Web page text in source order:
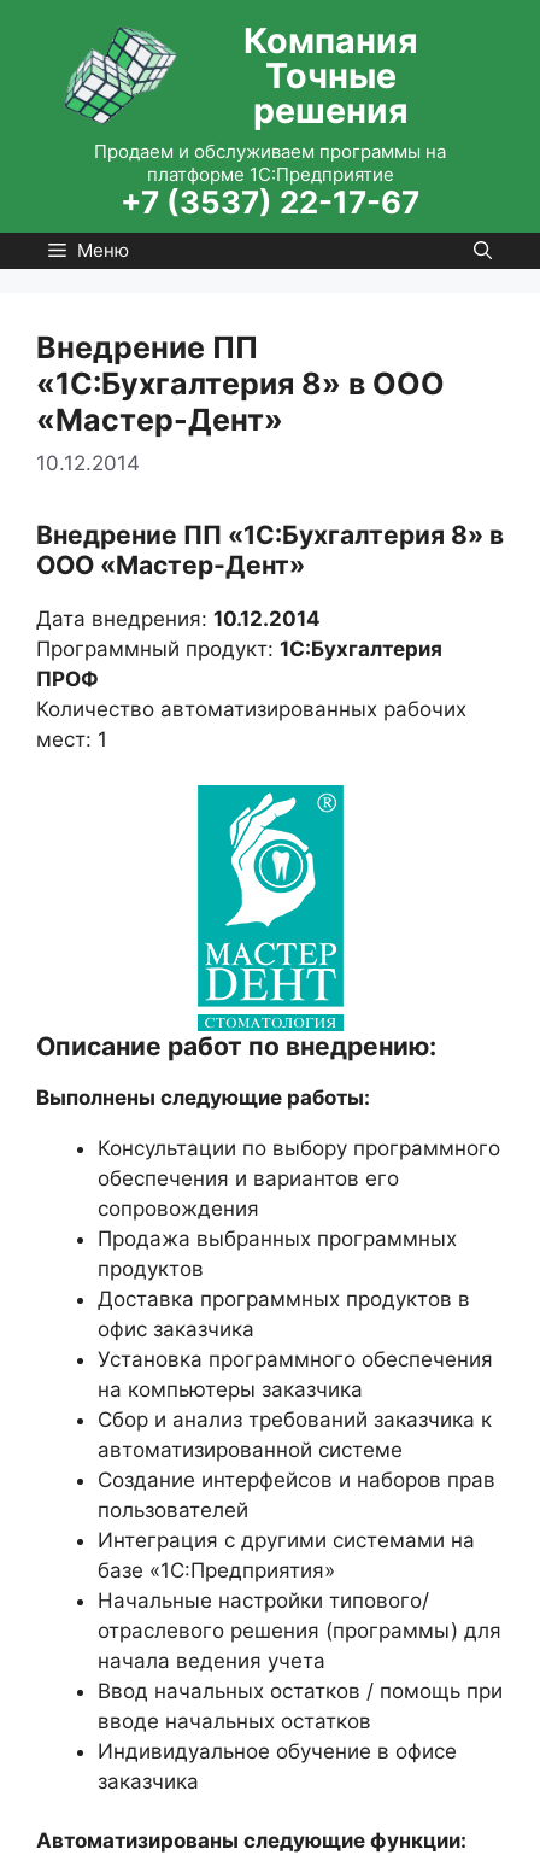
содержимому
Компания
Точные
решения
Продаем и обслуживаем программы на
платформе 1С:Предприятие
+7 (3537) 22-17-67
Меню
Внедрение ПП
«1С:Бухгалтерия 8» в ООО
«Мастер-Дент»
10.12.2014
Внедрение ПП «1С:Бухгалтерия 8» в
ООО «Мастер-Дент»
Дата внедрения: 10.12.2014
Программный продукт: 1С:Бухгалтерия
ПРОФ
Количество автоматизированных рабочих
мест: 1
Описание работ по внедрению:
Выполнены следующие работы:
Консультации по выбору программного
обеспечения и вариантов его
сопровождения
Продажа выбранных программных
продуктов
Доставка программных продуктов в
офис заказчика
Установка программного обеспечения
на компьютеры заказчика
Сбор и анализ требований заказчика к
автоматизированной системе
Создание интерфейсов и наборов прав
пользователей
Интеграция с другими системами на
базе «1С:Предприятия»
Начальные настройки типового/
отраслевого решения (программы) для
начала ведения учета
Ввод начальных остатков / помощь при
вводе начальных остатков
Индивидуальное обучение в офисе
заказчика
Автоматизированы следующие функции: